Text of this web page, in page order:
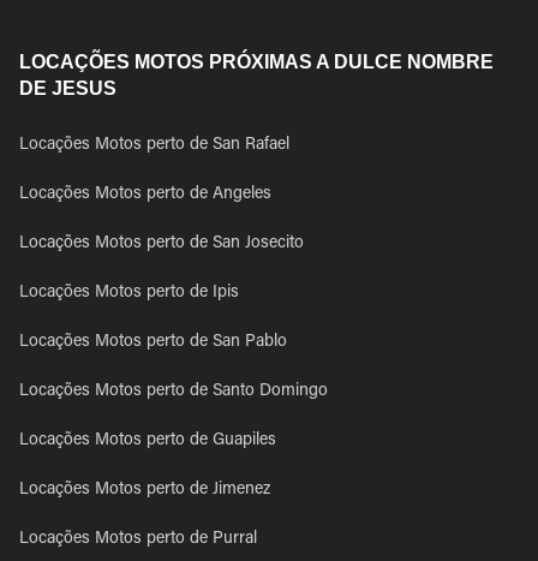
LOCAÇÕES MOTOS PRÓXIMAS A DULCE NOMBRE
DE JESUS
Locações Motos perto de San Rafael
Locações Motos perto de Angeles
Locações Motos perto de San Josecito
Locações Motos perto de Ipis
Locações Motos perto de San Pablo
Locações Motos perto de Santo Domingo
Locações Motos perto de Guapiles
Locações Motos perto de Jimenez
Locações Motos perto de Purral